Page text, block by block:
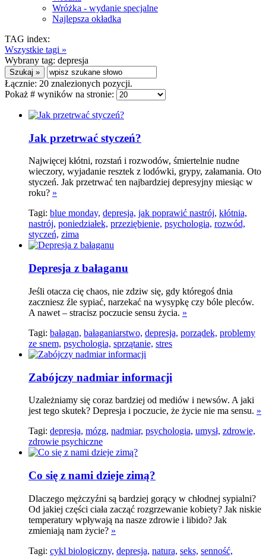
Wróżka - wydanie specjalne
Najlepsza okładka
TAG index:
Wszystkie tagi »
Wybrany tag: depresja
Łącznie: 20 znalezionych pozycji.
Pokaż # wyników na stronie:
Jak przetrwać styczeń?
Najwięcej kłótni, rozstań i rozwodów, śmiertelnie nudne
wieczory, wyjadanie resztek z lodówki, grypy, załamania. Oto
styczeń. Jak przetrwać ten najbardziej depresyjny miesiąc w
roku? »
Tagi: blue monday, depresja, jak poprawić nastrój, kłótnia,
nastrój, poniedziałek, przeziębienie, psychologia, rozwód,
styczeń, zima
Depresja z bałaganu
Jeśli otacza cię chaos, nie zdziw się, gdy któregoś dnia
zaczniesz źle sypiać, narzekać na wysypkę czy bóle pleców.
A nawet – stracisz poczucie sensu życia. »
Tagi: bałagan, bałaganiarstwo, depresja, porządek, problemy
ze snem, psychologia, sprzątanie, stres
Zabójczy nadmiar informacji
Uzależniamy się coraz bardziej od mediów i newsów. A jaki
jest tego skutek? Depresja i poczucie, że życie nie ma sensu. »
Tagi: depresja, mózg, nadmiar, psychologia, umysł, zdrowie,
zdrowie psychiczne
Co się z nami dzieje zimą?
Dlaczego mężczyźni są bardziej gorący w chłodnej sypialni?
Od jakiej części ciała zacząć rozgrzewanie kobiety? Jak niskie
temperatury wpływają na nasze zdrowie i libido? Jak
zmieniają nam życie? »
Tagi: cykl biologiczny, depresja, natura, seks, senność,